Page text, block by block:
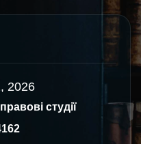
2026
студії